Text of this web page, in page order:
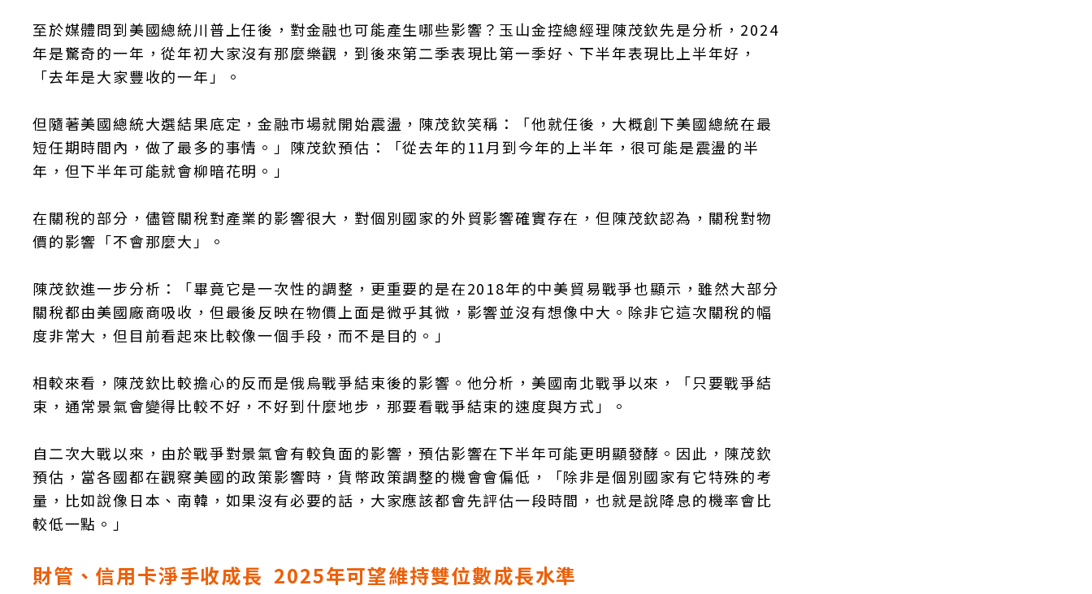
至於媒體問到美國總統川普上任後，對金融也可能產生哪些影響？玉山金控總經理陳茂欽先是分析，2024
年是驚奇的一年，從年初大家沒有那麼樂觀，到後來第二季表現比第一季好、下半年表現比上半年好，
「去年是大家豐收的一年」。
但隨著美國總統大選結果底定，金融市場就開始震盪，陳茂欽笑稱：「他就任後，大概創下美國總統在最
短任期時間內，做了最多的事情。」陳茂欽預估：「從去年的11月到今年的上半年，很可能是震盪的半
年，但下半年可能就會柳暗花明。」
在關稅的部分，儘管關稅對產業的影響很大，對個別國家的外貿影響確實存在，但陳茂欽認為，關稅對物
價的影響「不會那麼大」。
陳茂欽進一步分析：「畢竟它是一次性的調整，更重要的是在2018年的中美貿易戰爭也顯示，雖然大部分
關稅都由美國廠商吸收，但最後反映在物價上面是微乎其微，影響並沒有想像中大。除非它這次關稅的幅
度非常大，但目前看起來比較像一個手段，而不是目的。」
相較來看，陳茂欽比較擔心的反而是俄烏戰爭結束後的影響。他分析，美國南北戰爭以來，「只要戰爭結
束，通常景氣會變得比較不好，不好到什麼地步，那要看戰爭結束的速度與方式」。
自二次大戰以來，由於戰爭對景氣會有較負面的影響，預估影響在下半年可能更明顯發酵。因此，陳茂欽
預估，當各國都在觀察美國的政策影響時，貨幣政策調整的機會會偏低，「除非是個別國家有它特殊的考
量，比如說像日本、南韓，如果沒有必要的話，大家應該都會先評估一段時間，也就是說降息的機率會比
較低一點。」
財管、信用卡淨手收成長 2025年可望維持雙位數成長水準